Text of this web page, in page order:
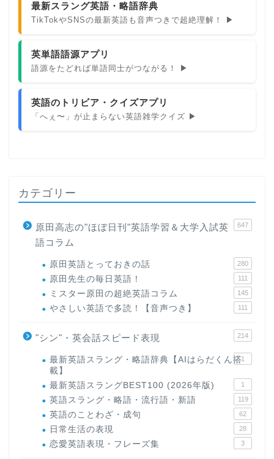
最新スラング英語・略語辞典
TikTokやSNSの最新英語も音声つきで超絶理解！ ▶
英単語語源アプリ
語源をたどれば単語同士がつながる！ ▶
英語のトリビア・クイズアプリ
「へぇ〜」が止まらない英語雑学クイズ ▶
カテゴリー
原田高志の"ほぼ日刊"英語学習＆大学入試英
語コラム
647
原田英語とっておきの話 280
原田先生の毎日英語！ 111
ミスター原田の超絶英語コラム 145
やさしい英語で多読！【音声つき】 111
"シン"・英会話スピード表現 214
最新英語スラング・略語辞典【AIはらだくん搭
載】
1
最新英語スラングBEST100 (2026年版) 1
英語スラング・略語・流行語・新語 119
英語のことわざ・成句 62
日常生活の表現 28
恋愛英語表現・フレーズ集 3